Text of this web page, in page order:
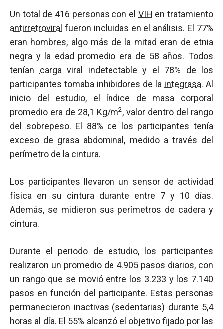
Un total de 416 personas con el VIH en tratamiento
antirretroviral fueron incluidas en el análisis. El 77%
eran hombres, algo más de la mitad eran de etnia
negra y la edad promedio era de 58 años. Todos
tenían carga viral
indetectable y el 78% de los
participantes tomaba inhibidores de la integrasa. Al
inicio del estudio, el índice de masa corporal
promedio era de 28,1 Kg/m2, valor dentro del rango
del sobrepeso. El 88% de los participantes tenía
exceso de grasa abdominal, medido a través del
perímetro de la cintura.
Los participantes llevaron un sensor de actividad
física en su cintura durante entre 7 y 10 días.
Además, se midieron sus perímetros de cadera y
cintura.
Durante el periodo de estudio, los participantes
realizaron un promedio de 4.905 pasos diarios, con
un rango que se movió entre los 3.233 y los 7.140
pasos en función del participante. Estas personas
permanecieron inactivas (sedentarias) durante 5,4
horas al día. El 55% alcanzó el objetivo fijado por las